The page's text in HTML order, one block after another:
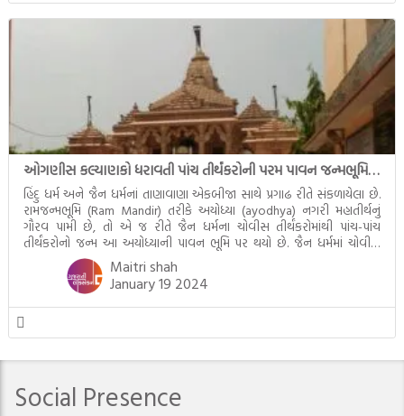
ઓગણીસ કલ્યાણકો ધરાવતી પાંચ તીર્થંકરોની પરમ પાવન જન્મભૂમિ – અયોધ્યા (Ayodhya)
હિંદુ ધર્મ અને જૈન ધર્મનાં તાણાવાણા એકબીજા સાથે પ્રગાઢ રીતે સંકળાયેલા છે.
રામજન્મભૂમિ (Ram Mandir) તરીકે અયોધ્યા (ayodhya) નગરી મહાતીર્થનું
ગૌરવ પામી છે, તો એ જ રીતે જૈન ધર્મના ચોવીસ તીર્થંકરોમાંથી પાંચ-પાંચ
તીર્થંકરોનો જન્મ આ અયોધ્યાની પાવન ભૂમિ પર થયો છે. જૈન ધર્મમાં ચોવીસ
તીર્થંકરોમાંથી પાંચ-પાંચ તીર્થંકરોનાં કલ્યાણકો અહીં આવ્યાં છે. દરેક તીર્થંકરના
જીવનની ચ્યવન(માતાના […]
Maitri shah
January 19 2024
Social Presence